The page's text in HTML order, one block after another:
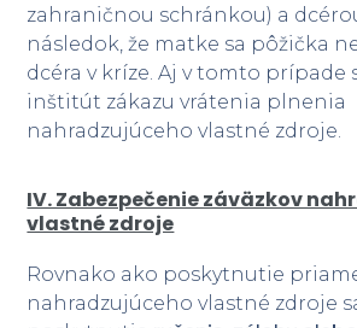
zahraničnou schránkou) a
následok, že matke sa pôžička
dcéra v kríze. Aj v tomto prípade
inštitút zákazu vrátenia plnenia
nahradzujúceho vlastné zdroje.
IV. Zabezpečenie záväzkov
vlastné zdroje
Rovnako ako poskytnutie
nahradzujúceho vlastné zdroje